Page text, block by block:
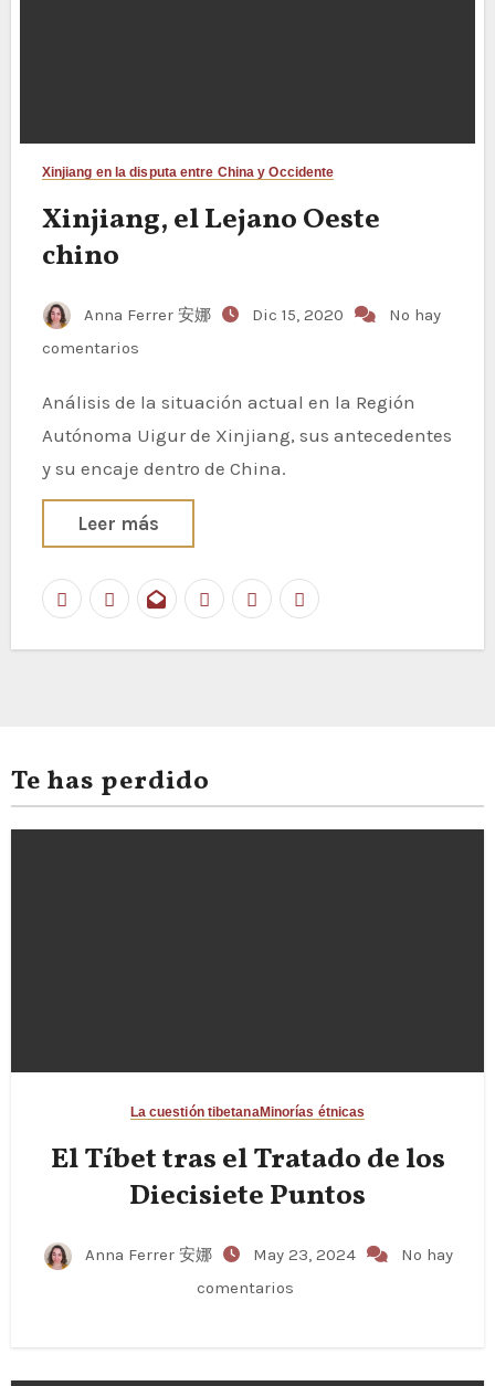
Xinjiang en la disputa entre China y Occidente
Xinjiang, el Lejano Oeste
chino
Anna Ferrer 安娜 Dic 15, 2020
No hay
comentarios
Análisis de la situación actual en la Región
Autónoma Uigur de Xinjiang, sus antecedentes
y su encaje dentro de China.
Leer más
Te has perdido
La cuestión tibetanaMinorías étnicas
El Tíbet tras el Tratado de los
Diecisiete Puntos
Anna Ferrer 安娜 May 23, 2024
No hay
comentarios